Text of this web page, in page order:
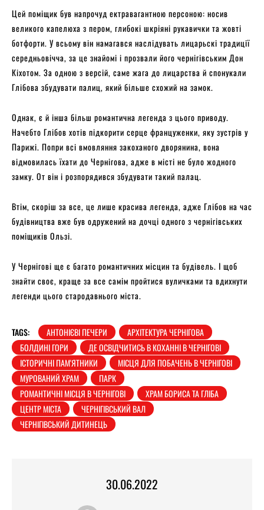
Цей поміщик був напрочуд ектравагантною персоною: носив
великого капелюха з пером, глибокі шкріяні рукавички та жовті
ботфорти. У всьому він намагався наслідувать лицарьскі традиції
середньовічча, за це знайомі і прозвали його чернігівським Дон
Кіхотом. За одною з версій, саме жага до лицарства й спонукали
Глібова збудувати палиц, який більше схожий на замок.
Однак, є й інша більш романтична легенда з цього приводу.
Начебто Глібов хотів підкорити серце француженки, яку зустрів у
Парижі. Попри всі вмовляння закоханого дворянина, вона
відмовилась їхати до Чернігова, адже в місті не було жодного
замку. От він і розпорядився збудувати такий палац.
Втім, скоріш за все, це лише красива легенда, адже Глібов на час
будівництва вже був одружений на дочці одного з чернігівських
поміщиків Ользі.
У Чернігові ще є багато романтичних місцин та будівель. І щоб
знайти своє, краще за все самім пройтися вуличками та вдихнути
легенди цього стародавнього міста.
TAGS: АНТОНІЄВІ ПЕЧЕРИ
АРХІТЕКТУРА ЧЕРНІГОВА
БОЛДИНІ ГОРИ
ДЕ ОСВІДЧИТИСЬ В КОХАННІ В ЧЕРНІГОВІ
ІСТОРИЧНІ ПАМ'ЯТНИКИ
МІСЦЯ ДЛЯ ПОБАЧЕНЬ В ЧЕРНІГОВІ
МУРОВАНИЙ ХРАМ
ПАРК
РОМАНТИЧНІ МІСЦЯ В ЧЕРНІГОВІ
ХРАМ БОРИСА ТА ГЛІБА
ЦЕНТР МІСТА
ЧЕРНІГІВСЬКИЙ ВАЛ
ЧЕРНІГІВСЬКИЙ ДИТИНЕЦЬ
30.06.2022